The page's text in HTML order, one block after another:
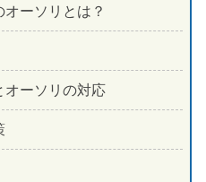
ーソリとは？
オーソリの対応